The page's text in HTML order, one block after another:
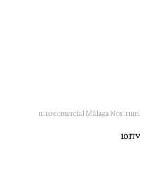
en el centro comercial Málaga Nostrum.
101TV